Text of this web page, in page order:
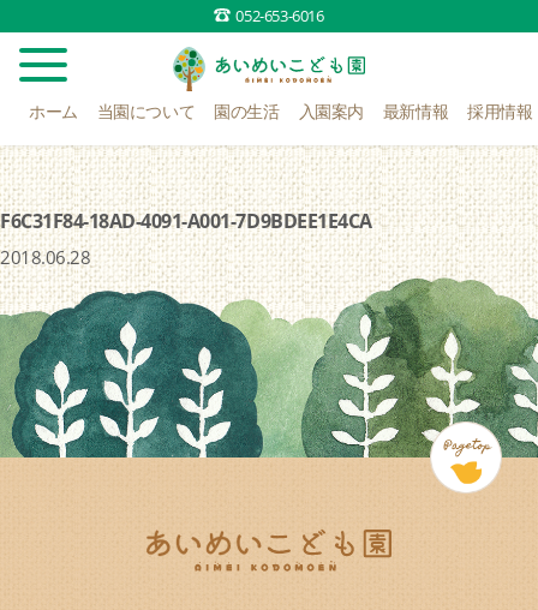
052-653-6016
ホーム 当園について 園の生活 入園案内 最新情報 採用情報
F6C31F84-18AD-4091-A001-7D9BDEE1E4CA
2018.06.28